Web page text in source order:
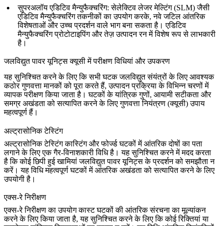
सुपरअलॉय एडिटिव मैन्युफैक्चरिंग:सेलेक्टिव लेजर मेल्टिंग (SLM)जैसी
एडिटिव मैन्युफैक्चरिंग तकनीकों का उपयोग करके, नवे जटिल आंतरिक
विशेषताओं और उच्च प्रदर्शन वाले भाग बना सकता है। एडिटिव
मैन्युफैक्चरिंग प्रोटोटाइपिंग और तेज़ उत्पादन रन में विशेष रूप से लाभकारी
है।
जलविद्युत पावर यूनिट्स क्यूसी में परीक्षण विधियां और उपकरण
यह सुनिश्चित करने के लिए कि सभी घटक जलविद्युत संयंत्रों के लिए आवश्यक
कठोर गुणवत्ता मानकों को पूरा करते हैं, उत्पादन प्रक्रिया के विभिन्न चरणों में
व्यापक परीक्षण किया जाता है। घटकों के यांत्रिक गुणों, आयामी सटीकता और
समग्र अखंडता को सत्यापित करने के लिए गुणवत्ता नियंत्रण (क्यूसी) उपाय
महत्वपूर्ण हैं।
अल्ट्रासोनिक टेस्टिंग
अल्ट्रासोनिक टेस्टिंगकास्टिंग और फोर्ज्ड घटकों में आंतरिक दोषों का पता
लगाने के लिए एक गैर-विनाशकारी विधि है। यह सुनिश्चित करने में मदद करता
है कि कोई छिपी हुई खामियां जलविद्युत पावर यूनिट्स के प्रदर्शन को समझौता न
करें। यह विधिमहत्वपूर्ण घटकों में आंतरिक अखंडताको सत्यापित करने के लिए
उपयोगी है।
एक्स-रे निरीक्षण
एक्स-रे निरीक्षणका उपयोग कास्ट घटकों की आंतरिक संरचना का मूल्यांकन
करने के लिए किया जाता है, यह सुनिश्चित करने के लिए कि कोई रिक्तियां या